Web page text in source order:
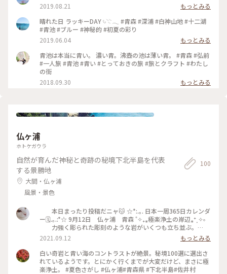
2019.08.21
もっとみる
晴れた日 ラッキーDAY 𓄼𓇢𓂃 #青森 #深浦 #白神山地 #十二湖
#青池 #ブルー #神秘的 #初夏の彩り
2019.06.04
もっとみる
青池は本当に青い。 濃い青。沸壺の池は薄い青。 #青森 #弘前
#一人旅 #青池 #青い #とっておきの旅 #旅とクラフト #わたし
の街
2018.09.30
もっとみる
仏ヶ浦
ホトケガウラ
自然が育んだ神秘と奇跡の秘境下北半島を代表
する景勝地
大間・仏ヶ浦
風景・景色
100
本日まったり投稿だニャ😽 ☆*:.｡. 日本一周365日カレンダ
ー🗓.｡.:*☆ 9月12日 仏ヶ浦 青森 ˚✧₊⁎極楽浄土の岸辺⁎⁺˳✧༚
力強く彫られた彫刻のような岩がいくつも立ち並ぶ。
如来の首、十三佛観音岩、蓮華岩など、仏にまつわる
名がつけられたこの場所にいると、極楽浄土に迷い込 ん
だ気分になる。 波で削られ削られこのような形になるのは不
思議ですね。 自然の彫刻ですね。極楽浄土〜✨✨ #青森#仏ヶ
浦#極楽浄土#観音岩#十三仏#自然の彫刻
2021.09.12
もっとみる
白い奇岩と青い海のコントラストが絶景。秘境100選に選出さ
れているようです。とにかく行くまでが大変だけど、まさに極
楽浄土。 #夏色さがし #仏ヶ浦#青森県 #下北半島#佐井村